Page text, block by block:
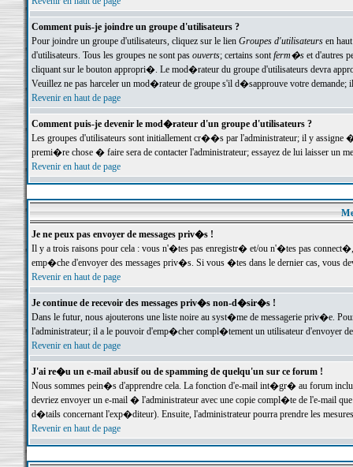
Comment puis-je joindre un groupe d'utilisateurs ?
Pour joindre un groupe d'utilisateurs, cliquez sur le lien Groupes d'utilisateursen haut
d'utilisateurs. Tous les groupes ne sont pas ouverts; certains sontferm�set d'autres
cliquant sur le bouton appropri�. Le mod�rateur du groupe d'utilisateurs devra
Veuillez ne pas harceler un mod�rateur de groupe s'il d�sapprouve votre demande;
Revenir en haut de page
Comment puis-je devenir le mod�rateur d'un groupe d'utilisateurs ?
Les groupes d'utilisateurs sont initiallement cr��s par l'administrateur; il y
premi�re chose � faire sera de contacter l'administrateur; essayez de lui laisser un
Revenir en haut de page
Je ne peux pas envoyer de messages priv�s !
Il y a trois raisons pour cela : vous n'�tes pas enregistr� et/ou n'�tes pas
emp�che d'envoyer des messages priv�s. Si vous �tes dans le dernier cas, vous
Revenir en haut de page
Je continue de recevoir des messages priv�s non-d�sir�s !
Dans le futur, nous ajouterons une liste noire au syst�me de messagerie priv�e.
l'administrateur; il a le pouvoir d'emp�cher compl�tement un utilisateur d'envoyer
Revenir en haut de page
J'ai re�u un e-mail abusif ou de spamming de quelqu'un sur ce forum !
Nous sommes pein�s d'apprendre cela. La fonction d'e-mail int�gr� au forum inclut
devriez envoyer un e-mail � l'administrateur avec une copie compl�te de l'e-mail
d�tails concernant l'exp�diteur). Ensuite, l'administrateur pourra prendre les
Revenir en haut de page